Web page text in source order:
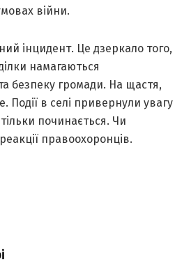
війни.
інцидент. Це дзеркало того,
намагаються
безпеку громади. На щастя,
Події в селі привернули увагу
починається. Чи
правоохоронців.